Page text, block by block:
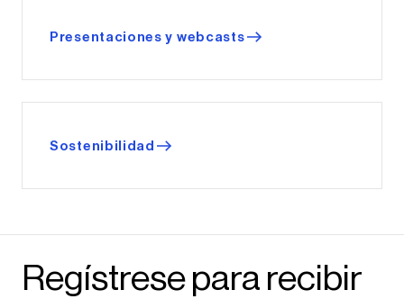
Presentaciones y webcasts
Sostenibilidad
Regístrese para recibir